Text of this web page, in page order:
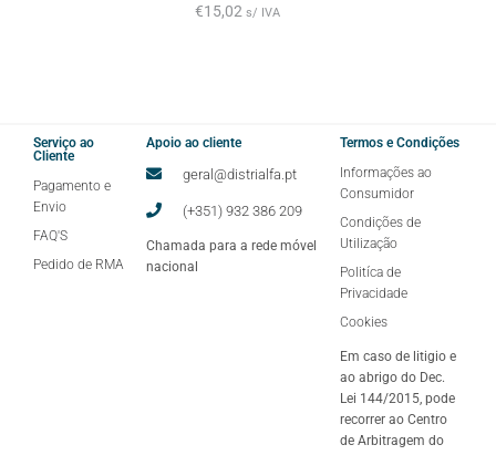
€15,02 s/ IVA
Serviço ao
Cliente
Pagamento e
Envio
FAQ'S
Pedido de RMA
Apoio ao cliente
geral@distrialfa.pt
(+351) 932 386 209
Chamada para a rede móvel
nacional
Termos e Condições
Informações ao
Consumidor
Condições de
Utilização
Politíca de
Privacidade
Cookies
Em caso de litigio e
ao abrigo do Dec.
Lei 144/2015, pode
recorrer ao Centro
de Arbitragem do